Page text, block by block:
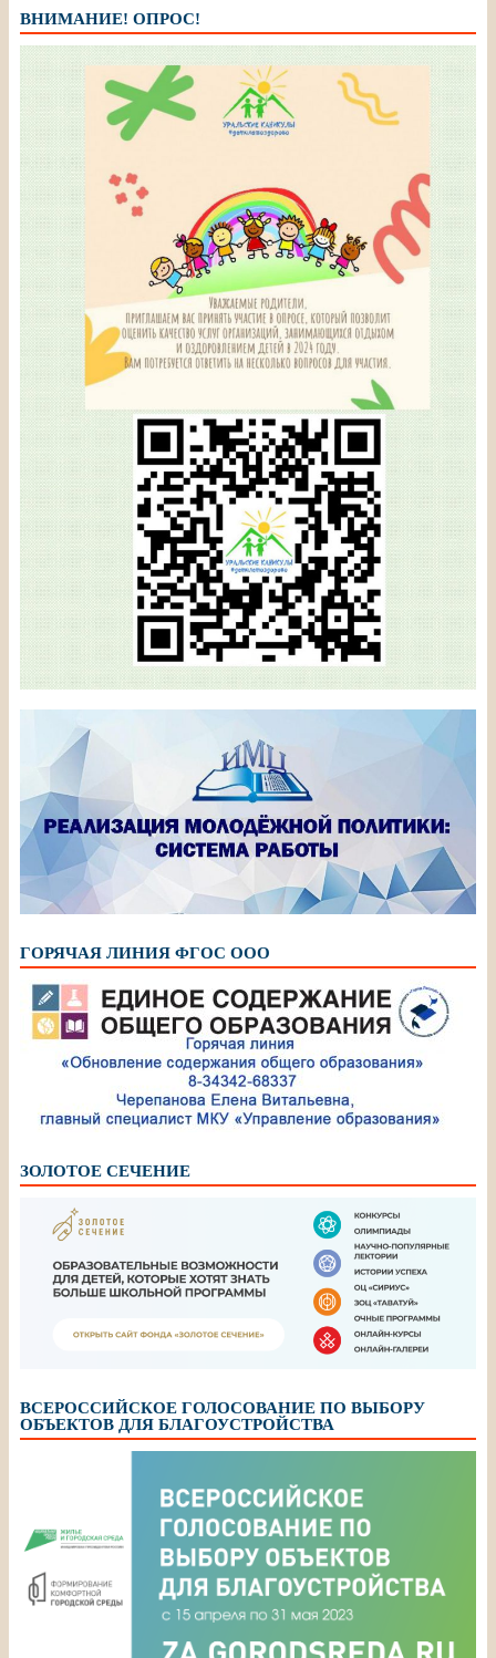
ВНИМАНИЕ! ОПРОС!
ГОРЯЧАЯ ЛИНИЯ ФГОС ООО
ЗОЛОТОЕ СЕЧЕНИЕ
ВСЕРОССИЙСКОЕ ГОЛОСОВАНИЕ ПО ВЫБОРУ
ОБЪЕКТОВ ДЛЯ БЛАГОУСТРОЙСТВА